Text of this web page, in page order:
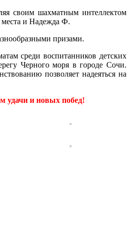
своим шахматным интеллектом
места и Надежда Ф.
призами.
среди воспитанников детских
Черного моря в городе Сочи.
позволяет надеяться на
удачи и новых побед!